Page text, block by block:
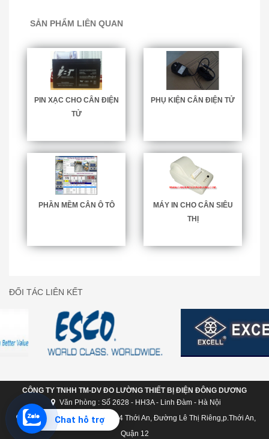
SẢN PHẨM LIÊN QUAN
PIN XẠC CHO CÂN ĐIỆN
TỬ
PHỤ KIỆN CÂN ĐIỆN TỬ
PHẦN MỀM CÂN Ô TÔ
MÁY IN CHO CÂN SIÊU
THỊ
ĐỐI TÁC LIÊN KẾT
CÔNG TY TNHH TM-DV ĐO LƯỜNG THIẾT BỊ ĐIỆN ĐÔNG DƯƠNG
Văn Phòng : Số 2628 - HH3A - Linh Đàm - Hà Nội
Chi nhánh Hồ Chí Minh: C124 Thới An, Đường Lê Thị Riêng,p.Thới An,
Quận 12
Chat hỗ trợ